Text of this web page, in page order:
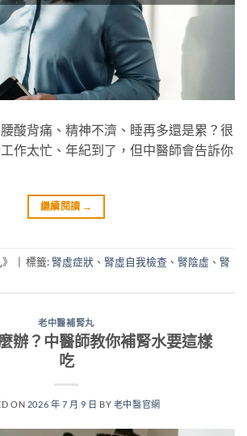
酸背痛、精神不濟、睡再多還是累？很
作太忙、年紀到了，但中醫師會告訴你
繼續閱讀 →
》 標籤: 腎虛症狀 、 腎虛自我檢查 、 腎陰虛 、 腎
老中醫補腎丸
辦？中醫師教你補腎水要這樣
吃
ON 2026 年 7 月 9 日 BY 老中醫官網